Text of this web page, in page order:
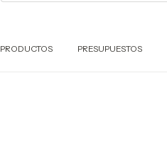
PRODUCTOS PRESUPUESTOS